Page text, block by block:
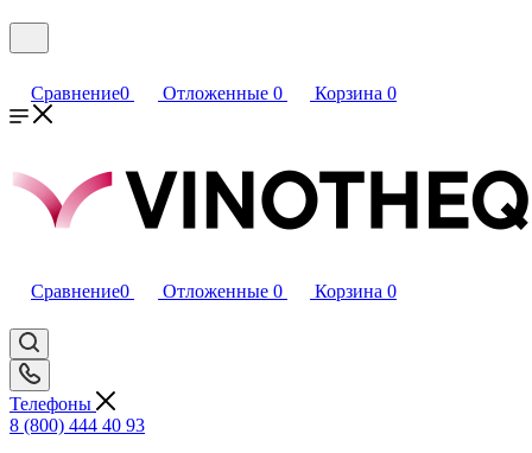
Сравнение0 Отложенные 0 Корзина 0
Сравнение0 Отложенные 0 Корзина 0
Телефоны
8 (800) 444 40 93